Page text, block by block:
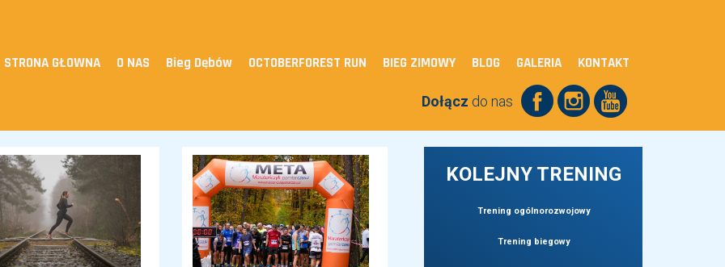
STRONA GŁOWNA O NAS Bieg Dębów OCTOBERFOREST RUN BIEG ZIMOWY BLOG GALERIA KONTAKT
Dołącz do nas
KOLEJNY TRENING
Trening ogólnorozwojowy
Trening biegowy